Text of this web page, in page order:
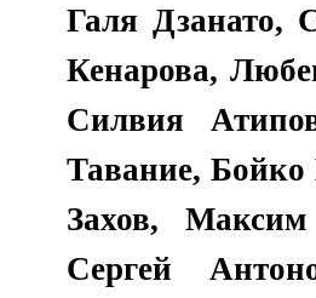
Галя Дзанато,
Кенарова,
Силвия
Тавание, Бойко
Захов,
Сергей